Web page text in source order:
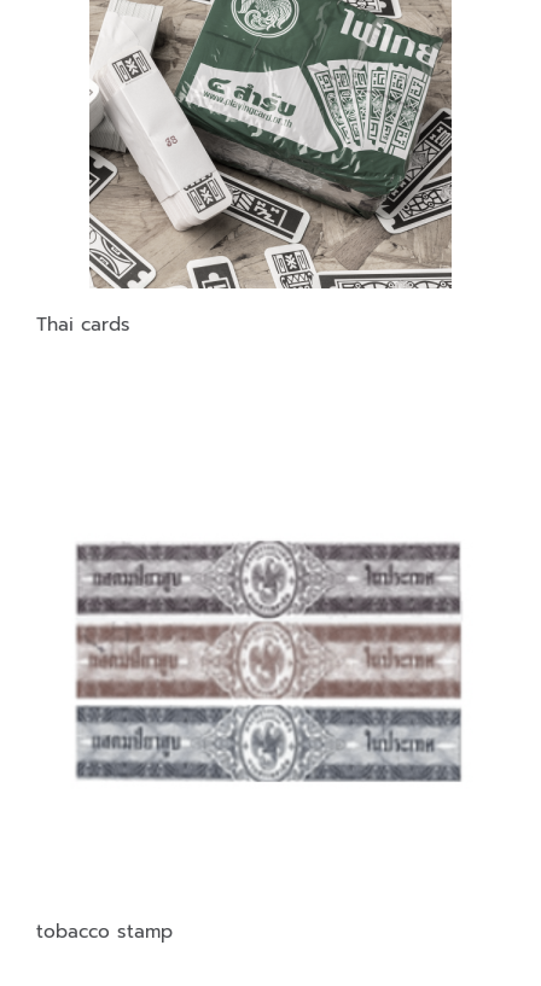
Thai cards
tobacco stamp